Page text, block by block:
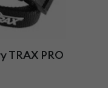
TRAX PRO